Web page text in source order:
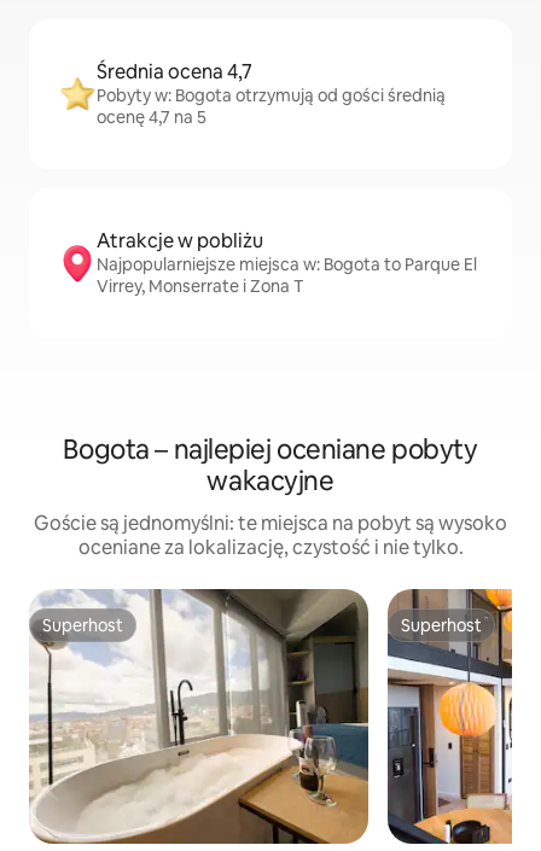
Średnia ocena 4,7
Pobyty w: Bogota otrzymują od gości średnią
ocenę 4,7 na 5
Atrakcje w pobliżu
Najpopularniejsze miejsca w: Bogota to Parque El
Virrey, Monserrate i Zona T
Bogota – najlepiej oceniane pobyty
wakacyjne
Goście są jednomyślni: te miejsca na pobyt są wysoko
oceniane za lokalizację, czystość i nie tylko.
Superhost
Superhost Superhost
Superhost